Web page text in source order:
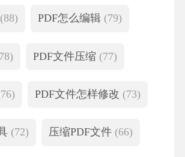
(88) PDF怎么编辑 (79)
PDF文件压缩 (77)
PDF文件怎样修改 (73)
(72) 压缩PDF文件 (66)